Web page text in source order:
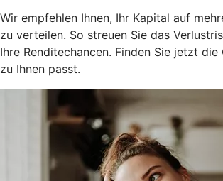
Wir empfehlen Ihnen, Ihr Kapital auf
zu verteilen. So streuen Sie das
Ihre Renditechancen. Finden Sie jetzt die
zu Ihnen passt.